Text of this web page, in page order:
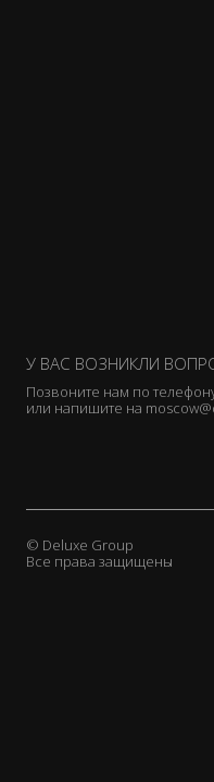
У ВАС ВОЗНИКЛИ
Позвоните нам по
или напишите на
© Deluxe Group
Все права защищены